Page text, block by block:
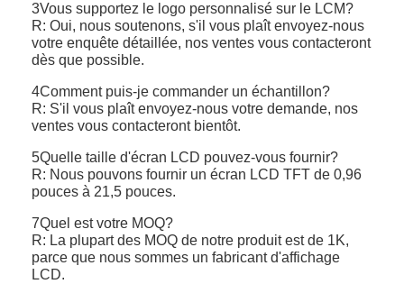
3Vous supportez le logo personnalisé sur le LCM?
R: Oui, nous soutenons, s'il vous plaît envoyez-nous
votre enquête détaillée, nos ventes vous contacteront
dès que possible.
4Comment puis-je commander un échantillon?
R: S'il vous plaît envoyez-nous votre demande, nos
ventes vous contacteront bientôt.
5Quelle taille d'écran LCD pouvez-vous fournir?
R: Nous pouvons fournir un écran LCD TFT de 0,96
pouces à 21,5 pouces.
7Quel est votre MOQ?
R: La plupart des MOQ de notre produit est de 1K,
parce que nous sommes un fabricant d'affichage
LCD.